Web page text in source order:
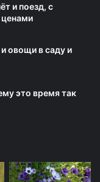
и поезд, с
овощи в саду и
это время так